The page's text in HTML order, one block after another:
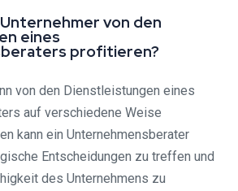
von den
eines
profitieren?
von den Dienstleistungen eines
auf verschiedene Weise
kann ein Unternehmensberater
Entscheidungen zu treffen und
des Unternehmens zu